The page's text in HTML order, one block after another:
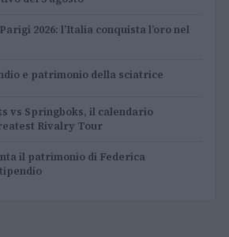
2026: l’Italia conquista l’oro nel
e patrimonio della sciatrice
vs Springboks, il calendario
Rivalry Tour
il patrimonio di Federica